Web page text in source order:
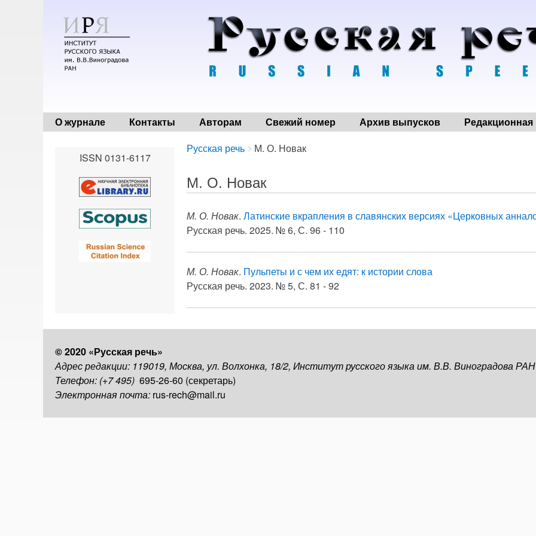
О журнале Контакты Авторам Свежий номер Архив выпусков Редакционная
Breadcrumbs
You
here:
Русская речь М. О. Новак
М. О. Новак
М. О. Новак. Латинские вкрапления в славянских версиях «Церковных
Русская речь. 2025. № 6, С. 96 - 110
М. О. Новак. Пульпеты и с чем их едят: к истории слова
Русская речь. 2023. № 5, С. 81 - 92
ISSN 0131-6117
© 2020 «Русская речь»
Адрес редакции: 119019, Москва, ул. Волхонка, 18/2, Институт русского языка им. В.В. Виноградова РАН
Телефон: (+7 495) 695-26-60 (секретарь)
Электронная почта: rus-rech@mail.ru